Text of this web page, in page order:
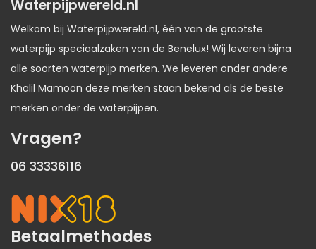
Waterpijpwereld.nl
Welkom bij Waterpijpwereld.nl, één van de grootste
waterpijp speciaalzaken van de Benelux! Wij leveren bijna
alle soorten waterpijp merken. We leveren onder andere
Khalil Mamoon deze merken staan bekend als de beste
merken onder de waterpijpen.
Vragen?
06 33336116
Betaalmethodes